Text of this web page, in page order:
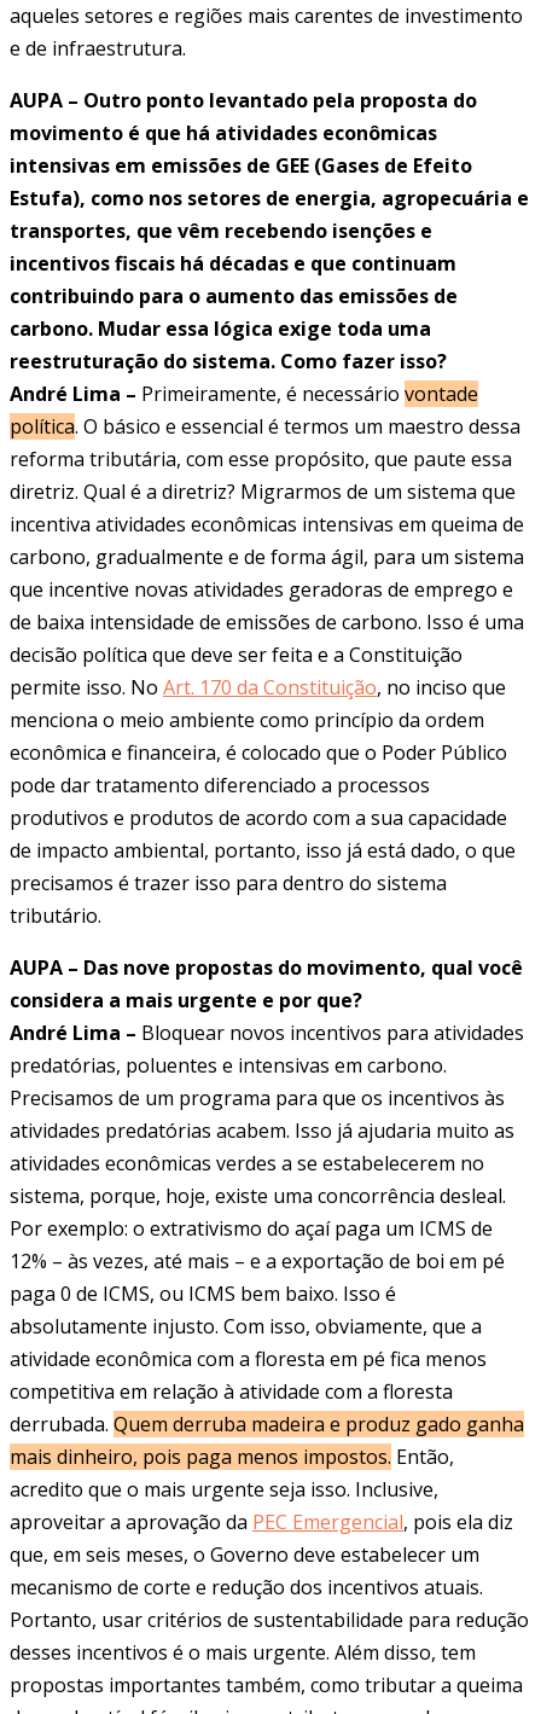
aqueles setores e regiões mais carentes de investimento
e de infraestrutura.
AUPA – Outro ponto levantado pela proposta do
movimento é que há atividades econômicas
intensivas em emissões de GEE (Gases de Efeito
Estufa), como nos setores de energia, agropecuária e
transportes, que vêm recebendo isenções e
incentivos fiscais há décadas e que continuam
contribuindo para o aumento das emissões de
carbono. Mudar essa lógica exige toda uma
reestruturação do sistema. Como fazer isso?
André Lima – Primeiramente, é necessário vontade
política. O básico e essencial é termos um maestro dessa
reforma tributária, com esse propósito, que paute essa
diretriz. Qual é a diretriz? Migrarmos de um sistema que
incentiva atividades econômicas intensivas em queima de
carbono, gradualmente e de forma ágil, para um sistema
que incentive novas atividades geradoras de emprego e
de baixa intensidade de emissões de carbono. Isso é uma
decisão política que deve ser feita e a Constituição
permite isso. No Art. 170 da Constituição, no inciso que
menciona o meio ambiente como princípio da ordem
econômica e financeira, é colocado que o Poder Público
pode dar tratamento diferenciado a processos
produtivos e produtos de acordo com a sua capacidade
de impacto ambiental, portanto, isso já está dado, o que
precisamos é trazer isso para dentro do sistema
tributário.
AUPA – Das nove propostas do movimento, qual você
considera a mais urgente e por que?
André Lima – Bloquear novos incentivos para atividades
predatórias, poluentes e intensivas em carbono.
Precisamos de um programa para que os incentivos às
atividades predatórias acabem. Isso já ajudaria muito as
atividades econômicas verdes a se estabelecerem no
sistema, porque, hoje, existe uma concorrência desleal.
Por exemplo: o extrativismo do açaí paga um ICMS de
12% – às vezes, até mais – e a exportação de boi em pé
paga 0 de ICMS, ou ICMS bem baixo. Isso é
absolutamente injusto. Com isso, obviamente, que a
atividade econômica com a floresta em pé fica menos
competitiva em relação à atividade com a floresta
derrubada. Quem derruba madeira e produz gado ganha
mais dinheiro, pois paga menos impostos. Então,
acredito que o mais urgente seja isso. Inclusive,
aproveitar a aprovação da PEC Emergencial, pois ela diz
que, em seis meses, o Governo deve estabelecer um
mecanismo de corte e redução dos incentivos atuais.
Portanto, usar critérios de sustentabilidade para redução
desses incentivos é o mais urgente. Além disso, tem
propostas importantes também, como tributar a queima